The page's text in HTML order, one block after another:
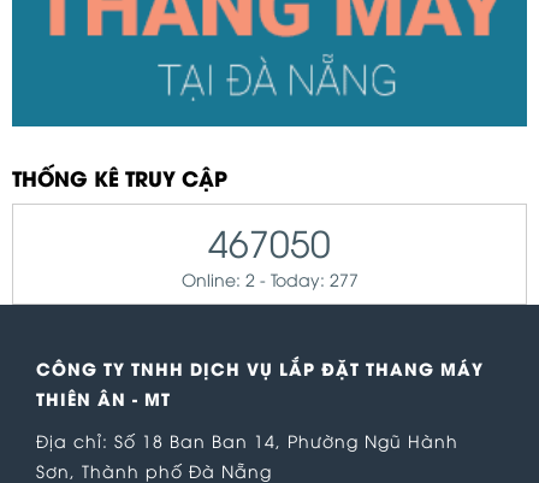
THỐNG KÊ TRUY CẬP
467050
Online: 2 - Today: 277
CÔNG TY TNHH DỊCH VỤ LẮP ĐẶT THANG MÁY
THIÊN ÂN - MT
Địa chỉ: Số 18 Ban Ban 14, Phường Ngũ Hành
Sơn, Thành phố Đà Nẵng